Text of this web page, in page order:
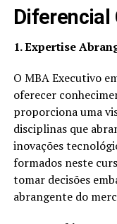
Diferencial
1. Expertise
O MBA Executivo
oferecer
proporciona uma
disciplinas que
inovações
formados neste
tomar decisões
abrangente do